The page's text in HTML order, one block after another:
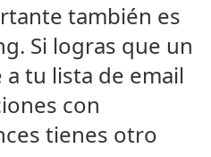
también es
Si logras que un
tu lista de email
con
tienes otro